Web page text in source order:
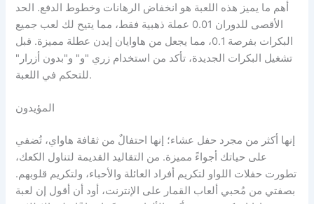
أهم ما يميز هذه اللعبة هو انخفاض الرهانات وخطوط الدفع. الحد
الأقصى للدوران 0.01 عملة ذهبية فقط، مما يتيح لك لعب جميع
البكرات بفرصة 0.1، مما يجعل من هاوايان إيدن عطلة مميزة. قبل
تشغيل البكرات الجديدة، تأكد من استخدام زري "و" و"بدون أزرار"
للتحكم في اللعبة.
المؤيدون
إنها أكثر من مجرد حفل عشاء؛ إنها احتفالٌ من ثقافة هاواي، تُضفي
على حياتك أجواءً مميزة. من التقاليد القديمة لتناول الكعك،
تطورت حفلات اللواو لتكريم أفراد العائلة والأحباء، ولتكريم قلوبهم.
بصفتي من مُحبي ألعاب القمار على الإنترنت، أود أن أقول إن لعبة